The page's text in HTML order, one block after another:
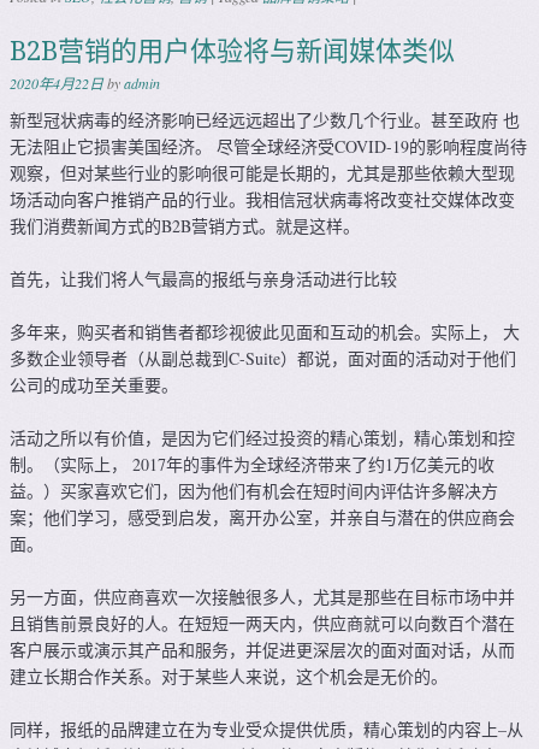
B2B营销的用户体验将与新闻媒体类似
2020年4月22日byadmin
新型冠状病毒的经济影响已经远远超出了少数几个行业。甚至政府 也
无法阻止它损害美国经济。 尽管全球经济受COVID-19的影响程度尚待
观察，但对某些行业的影响很可能是长期的，尤其是那些依赖大型现
场活动向客户推销产品的行业。我相信冠状病毒将改变社交媒体改变
我们消费新闻方式的B2B营销方式。就是这样。
首先，让我们将人气最高的报纸与亲身活动进行比较
多年来，购买者和销售者都珍视彼此见面和互动的机会。实际上， 大
多数企业领导者（从副总裁到C-Suite）都说，面对面的活动对于他们
公司的成功至关重要。
活动之所以有价值，是因为它们经过投资的精心策划，精心策划和控
制。（实际上， 2017年的事件为全球经济带来了约1万亿美元的收
益。）买家喜欢它们，因为他们有机会在短时间内评估许多解决方
案；他们学习，感受到启发，离开办公室，并亲自与潜在的供应商会
面。
另一方面，供应商喜欢一次接触很多人，尤其是那些在目标市场中并
且销售前景良好的人。在短短一两天内，供应商就可以向数百个潜在
客户展示或演示其产品和服务，并促进更深层次的面对面对话，从而
建立长期合作关系。对于某些人来说，这个机会是无价的。
同样，报纸的品牌建立在为专业受众提供优质，精心策划的内容上–从